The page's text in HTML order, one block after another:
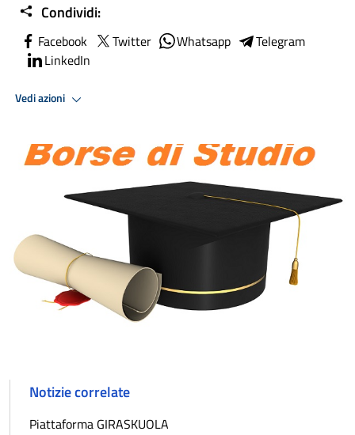
Condividi:
Facebook Twitter Whatsapp
Telegram
LinkedIn
Vedi azioni
Notizie correlate
Piattaforma GIRASKUOLA